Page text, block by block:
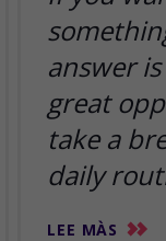
answer
great
take a
daily
LEE MÀS